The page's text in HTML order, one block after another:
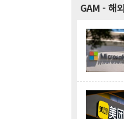
GAM - 해